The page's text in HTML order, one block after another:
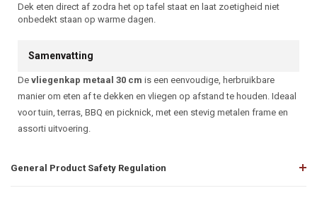
Dek eten direct af zodra het op tafel staat en laat zoetigheid niet
onbedekt staan op warme dagen.
Samenvatting
De vliegenkap metaal 30 cm is een eenvoudige, herbruikbare
manier om eten af te dekken en vliegen op afstand te houden. Ideaal
voor tuin, terras, BBQ en picknick, met een stevig metalen frame en
assorti uitvoering.
General Product Safety Regulation